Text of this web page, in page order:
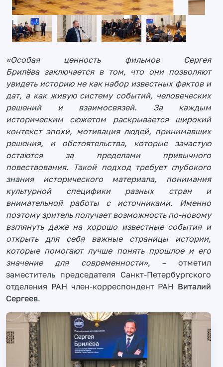
«Особая ценность фильмов Сергея
Брилёва заключается в том, что они позволяют
увидеть историю не как набор известных фактов и
дат, а как живую систему событий, человеческих
решений и взаимосвязей. За каждым
историческим сюжетом раскрывается широкий
контекст эпохи, мотивация людей, принимавших
решения, и обстоятельства, которые зачастую
остаются за пределами привычного
повествования. Такой подход требует глубокого
знания исторического материала, понимания
культурной специфики разных стран и
внимательной работы с источниками. Именно
поэтому зритель получает возможность по-новому
взглянуть даже на хорошо известные события и
открыть для себя важные страницы истории,
которые помогают лучше понять прошлое и его
значение для современности», – отметил
заместитель председателя Санкт-Петербургского
отделения РАН член-корреспондент РАН Виталий
Сергеев.